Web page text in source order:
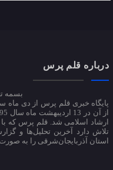
درباره قلم پرس
بسمه
تلاش دارد آخرین تحلیل‌ها و
استان آذربایجان‌شرقی را به صورت